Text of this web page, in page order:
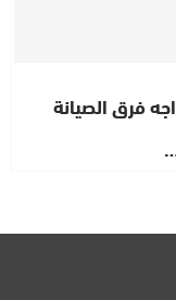
فرق الصيانة